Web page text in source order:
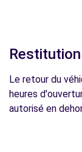
Le retour du
heures
autorisé en